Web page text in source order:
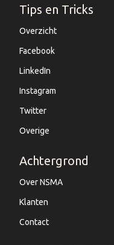
Tips en Tricks
Overzicht
Facebook
LinkedIn
Instagram
Twitter
Overige
Achtergrond
Over NSMA
Klanten
Contact